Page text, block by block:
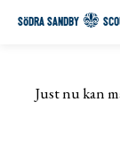
SÖDRA SANDBY
Just nu kan